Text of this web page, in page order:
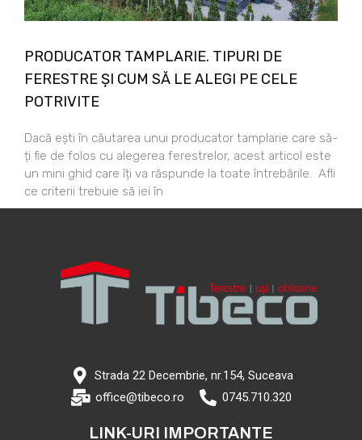
PRODUCATOR TAMPLARIE. TIPURI DE
FERESTRE ȘI CUM SĂ LE ALEGI PE CELE
POTRIVITE
Dacă ești în căutarea unui producator tamplarie care să-
ți fie de folos cu alegerea ferestrelor, acest articol este
un mini ghid care îți va răspunde la toate întrebările. Afli
ce criterii trebuie să iei în
Strada 22 Decembrie, nr.154, Suceava
office@tibeco.ro
0745.710.320‬
LINK-URI IMPORTANTE